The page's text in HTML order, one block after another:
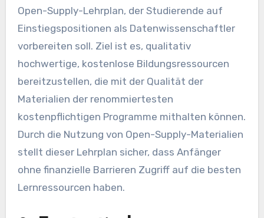
Open-Supply-Lehrplan, der Studierende auf
Einstiegspositionen als Datenwissenschaftler
vorbereiten soll. Ziel ist es, qualitativ
hochwertige, kostenlose Bildungsressourcen
bereitzustellen, die mit der Qualität der
Materialien der renommiertesten
kostenpflichtigen Programme mithalten können.
Durch die Nutzung von Open-Supply-Materialien
stellt dieser Lehrplan sicher, dass Anfänger
ohne finanzielle Barrieren Zugriff auf die besten
Lernressourcen haben.